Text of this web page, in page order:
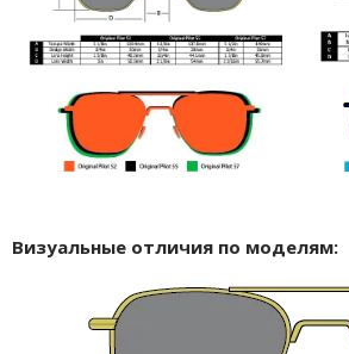
Визуальные отличия по моделям: